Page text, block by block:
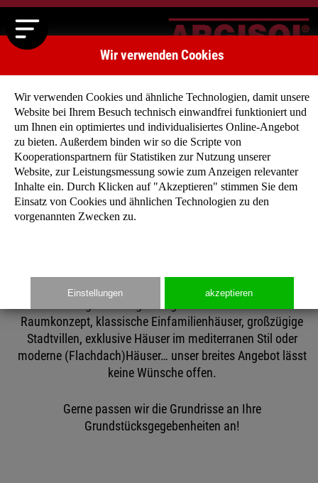
Haben Sie noch keine konkrete Vorstellung, wie Ihr
zukünftiges Niedrigenergiehaus aussehen soll?
Dann lassen Sie sich von unseren Typenhäuser
Raumkonzept, klassische Einfamilienhäuser, großzügige
Stadtvillen, exklusive Häuser im mediterranen Stil oder
moderne (Flachdach)Häuser… unser breites Angebot lässt
keine Wünsche offen.
Gerne passen wir die Grundrisse an Ihre
Grundstücksgegebenheiten an!
Wir verwenden Cookies
Wir verwenden Cookies und ähnliche Technologien, damit unsere
Website bei Ihrem Besuch technisch einwandfrei funktioniert und
um Ihnen ein optimiertes und individualisiertes Online-Angebot
zu bieten. Außerdem binden wir so die Scripte von
Kooperationspartnern für Statistiken zur Nutzung unserer
Website, zur Leistungsmessung sowie zum Anzeigen relevanter
Inhalte ein. Durch Klicken auf "Akzeptieren" stimmen Sie dem
Einsatz von Cookies und ähnlichen Technologien zu den
vorgenannten Zwecken zu.
Einstellungen akzeptieren